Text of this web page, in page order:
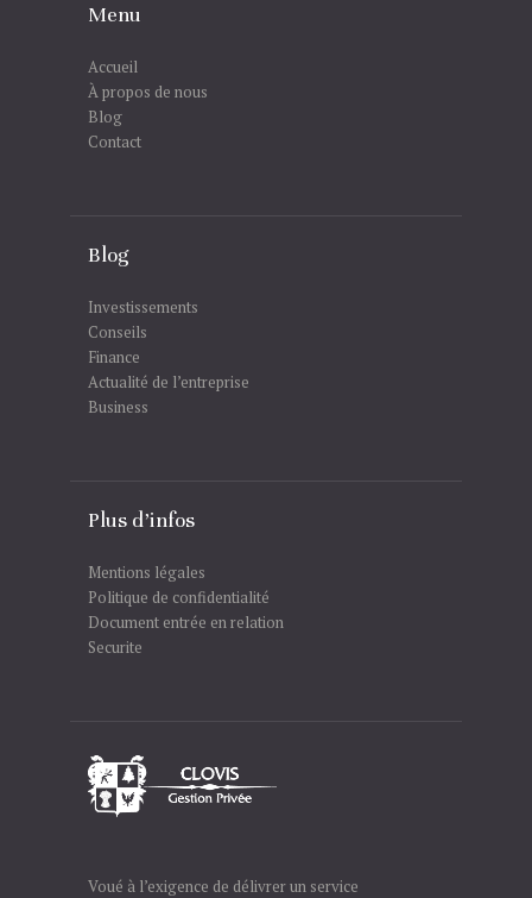
Menu
Accueil
À propos de nous
Blog
Contact
Blog
Investissements
Conseils
Finance
Actualité de l’entreprise
Business
Plus d’infos
Mentions légales
Politique de confidentialité
Document entrée en relation
Securite
Voué à l’exigence de délivrer un service